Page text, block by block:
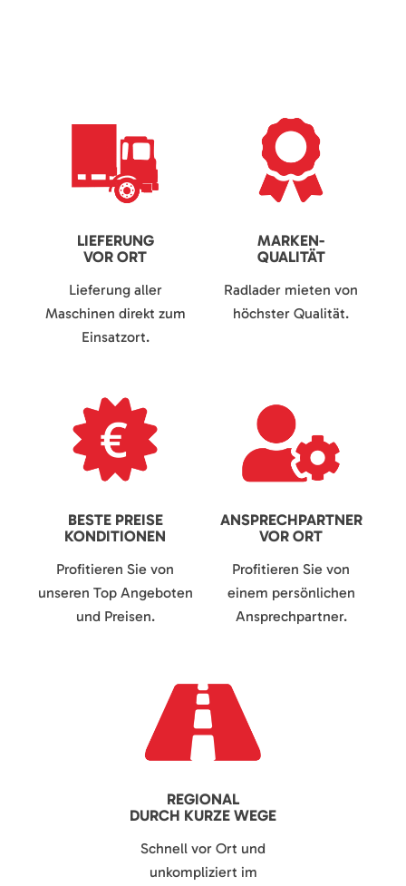
LIEFERUNG
VOR ORT
Lieferung aller
Maschinen direkt zum
Einsatzort.
MARKEN-
QUALITÄT
Radlader mieten von
höchster Qualität.
BESTE PREISE
KONDITIONEN
Profitieren Sie von
unseren Top Angeboten
und Preisen.
ANSPRECHPARTNER
VOR ORT
Profitieren Sie von
einem persönlichen
Ansprechpartner.
REGIONAL
DURCH KURZE WEGE
Schnell vor Ort und
unkompliziert im